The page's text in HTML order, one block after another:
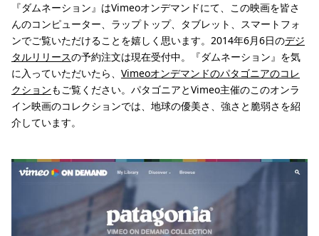
『ダムネーション』はVimeoオンデマンドにて、この映画を皆さ
んのコンピューター、ラップトップ、タブレット、スマートフォ
ンでご覧いただけることを嬉しく思います。2014年6月6日のデジ
タルリリースの予約注文は現在受付中。『ダムネーション』を気
に入っていただいたら、 Vimeoオンデマンドのパタゴニアのコレ
クションもご覧ください。パタゴニアとVimeo主催のこのオンラ
イン映画のコレクションでは、地球の優美さ、強さと脆弱さを紹
介しています。